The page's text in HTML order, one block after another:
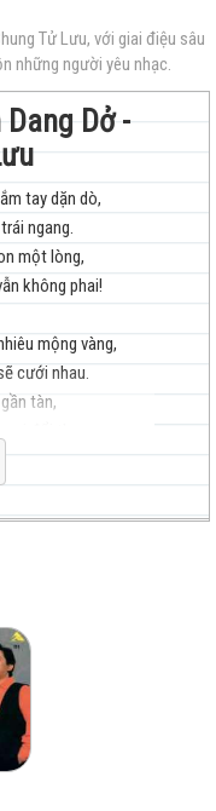
Tử Lưu, với giai điệu sâu
những người yêu nhạc.
Dở -
tay dặn dò,
ngang.
một lòng,
không phai!
mộng vàng,
cưới nhau.
tàn,
trái ngang,
?!
lạ rồi,
nhau.
nợ rồi,
chẳng quen.